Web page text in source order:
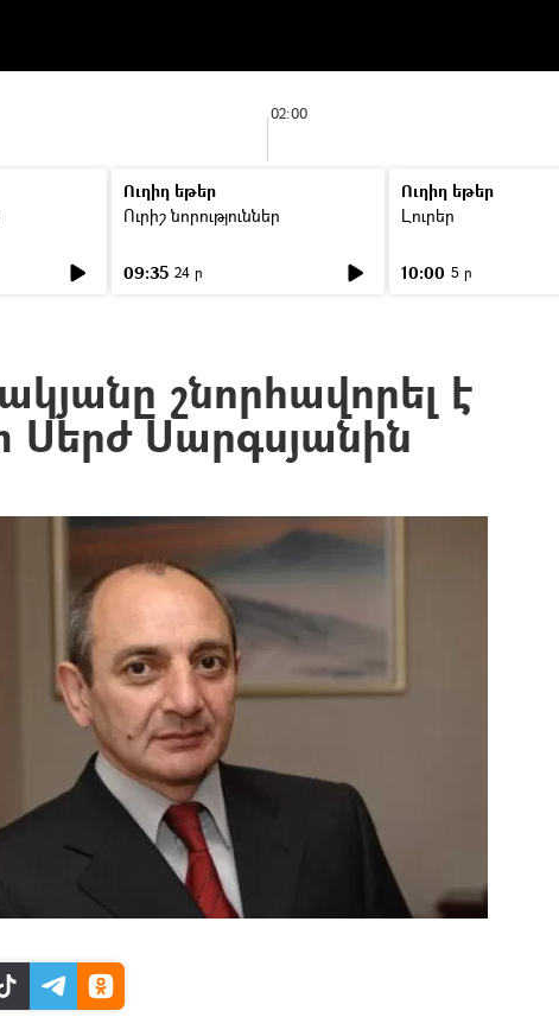
02:00
Ուղիղ եթեր
Ուրիշ նորություններ
09:35 24 ր
Ուղիղ եթեր
Լուրեր
10:00 5 ր
շնորհավորել է
Սարգսյանին